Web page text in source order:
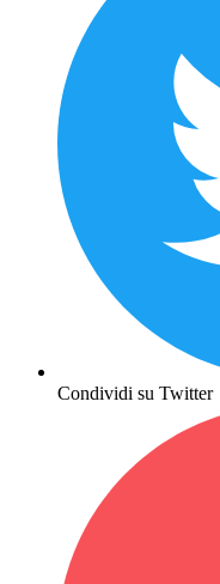
Condividi su Twitter